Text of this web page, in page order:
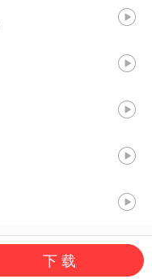
下 载